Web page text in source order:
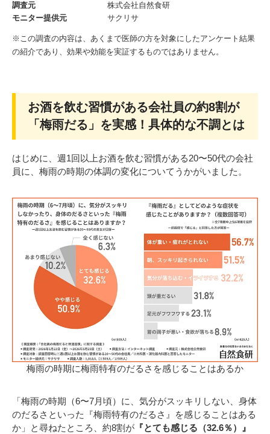
調査元
株式会社自然食研
モニター提供元
サクリサ
※この調査の内容は、あくまで医師の方を対象にしたアンケート結果
の紹介であり、効果や効能を実証するものではありません。
お酒を飲む習慣がある会社員の約8割が
「梅雨だる」を実感！具体的な不調とは
はじめに、週1回以上お酒を飲む習慣がある20〜50代の会社
員に、梅雨の時期の体調の変化についてうかがいました。
梅雨の時期に梅雨特有のだるさを感じることはあるか
「梅雨の時期（6〜7月頃）に、気分がスッキリしない、身体
のだるさといった『梅雨特有のだるさ』を感じることはある
か」と尋ねたところ、約8割が 『とても感じる（32.6％）』